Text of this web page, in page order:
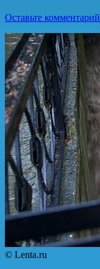
Оставьте комментарий
© Lenta.ru